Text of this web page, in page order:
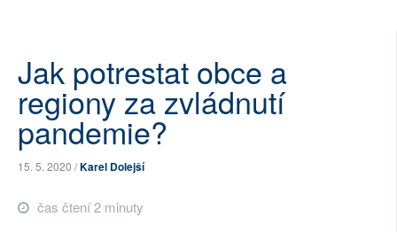
ARCHIV
ROZHOVORY
TÉMATA
Jak potrestat obce a
regiony za zvládnutí
pandemie?
15. 5. 2020 /Karel Dolejší
čas čtení 2 minuty